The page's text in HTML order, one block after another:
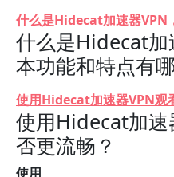
什么是Hidecat加速器VPN
什么是Hidecat加
本功能和特点有
使用Hidecat加速器VPN观
使用Hidecat加速
否更流畅？
使用